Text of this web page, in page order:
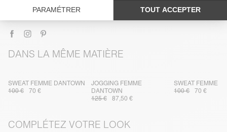
LIVRAISON ET RETOURS
DANS LA MÊME MATIÈRE
SWEAT FEMME DANTOWN
100 €
70 €
JOGGING FEMME
DANTOWN
125 €
87,50 €
SWEAT FEMME
100 €
70 €
COMPLÉTEZ VOTRE LOOK